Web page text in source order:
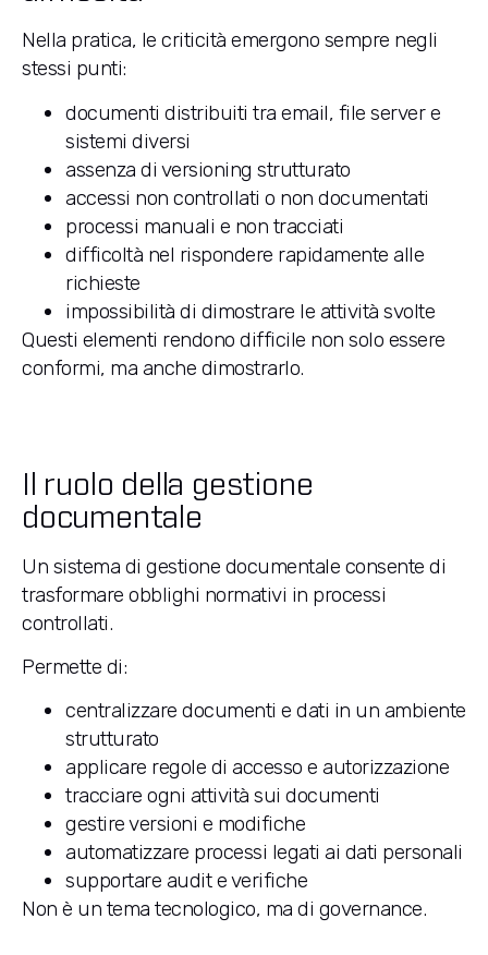
Nella pratica, le criticità emergono sempre negli
stessi punti:
documenti distribuiti tra email, file server e
sistemi diversi
assenza di versioning strutturato
accessi non controllati o non documentati
processi manuali e non tracciati
difficoltà nel rispondere rapidamente alle
richieste
impossibilità di dimostrare le attività svolte
Questi elementi rendono difficile non solo essere
conformi, ma anche dimostrarlo.
Il ruolo della gestione
documentale
Un sistema di gestione documentale consente di
trasformare obblighi normativi in processi
controllati.
Permette di:
centralizzare documenti e dati in un ambiente
strutturato
applicare regole di accesso e autorizzazione
tracciare ogni attività sui documenti
gestire versioni e modifiche
automatizzare processi legati ai dati personali
supportare audit e verifiche
Non è un tema tecnologico, ma di governance.